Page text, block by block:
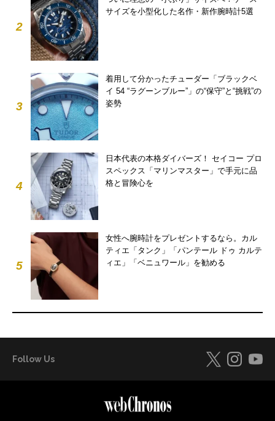
2
サイズを小型化した名作・新作腕時計5選
3
着用して分かったチューダー「ブラックベ
イ 54 “ラグーンブルー”」の“保守”と“挑戦”の
姿勢
4
日本代表の本格ダイバーズ！ セイコー プロ
スペックス「マリンマスター」で手元に品
格と冒険心を
5
女性へ腕時計をプレゼントするなら。カル
ティエ「タンク」「パンテール ドゥ カルテ
ィエ」「ベニュワール」を勧める
Follow Us